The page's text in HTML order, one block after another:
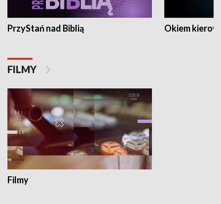
PrzyStań nad Biblią Okiem
FILMY
Filmy